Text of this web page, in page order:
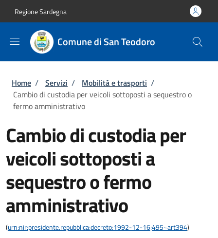
Regione Sardegna
Comune di San Teodoro
Briciole di pane
Home / Servizi / Mobilità e trasporti /
Cambio di custodia per veicoli sottoposti a sequestro o
fermo amministrativo
Cambio di custodia per
veicoli sottoposti a
sequestro o fermo
amministrativo
(urn:nir:presidente.repubblica:decreto:1992-12-16;495~art394)